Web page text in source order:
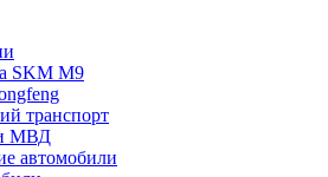
SKM M9
транспорт
МВД
автомобили